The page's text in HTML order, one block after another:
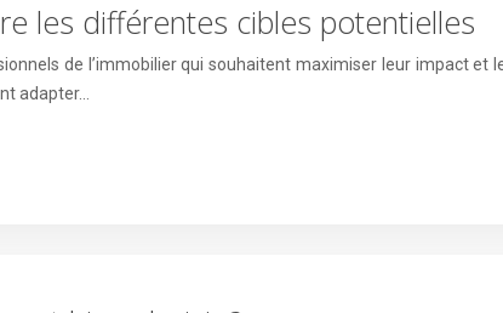
les différentes cibles potentielles
de l’immobilier qui souhaitent maximiser leur impact et
adapter…